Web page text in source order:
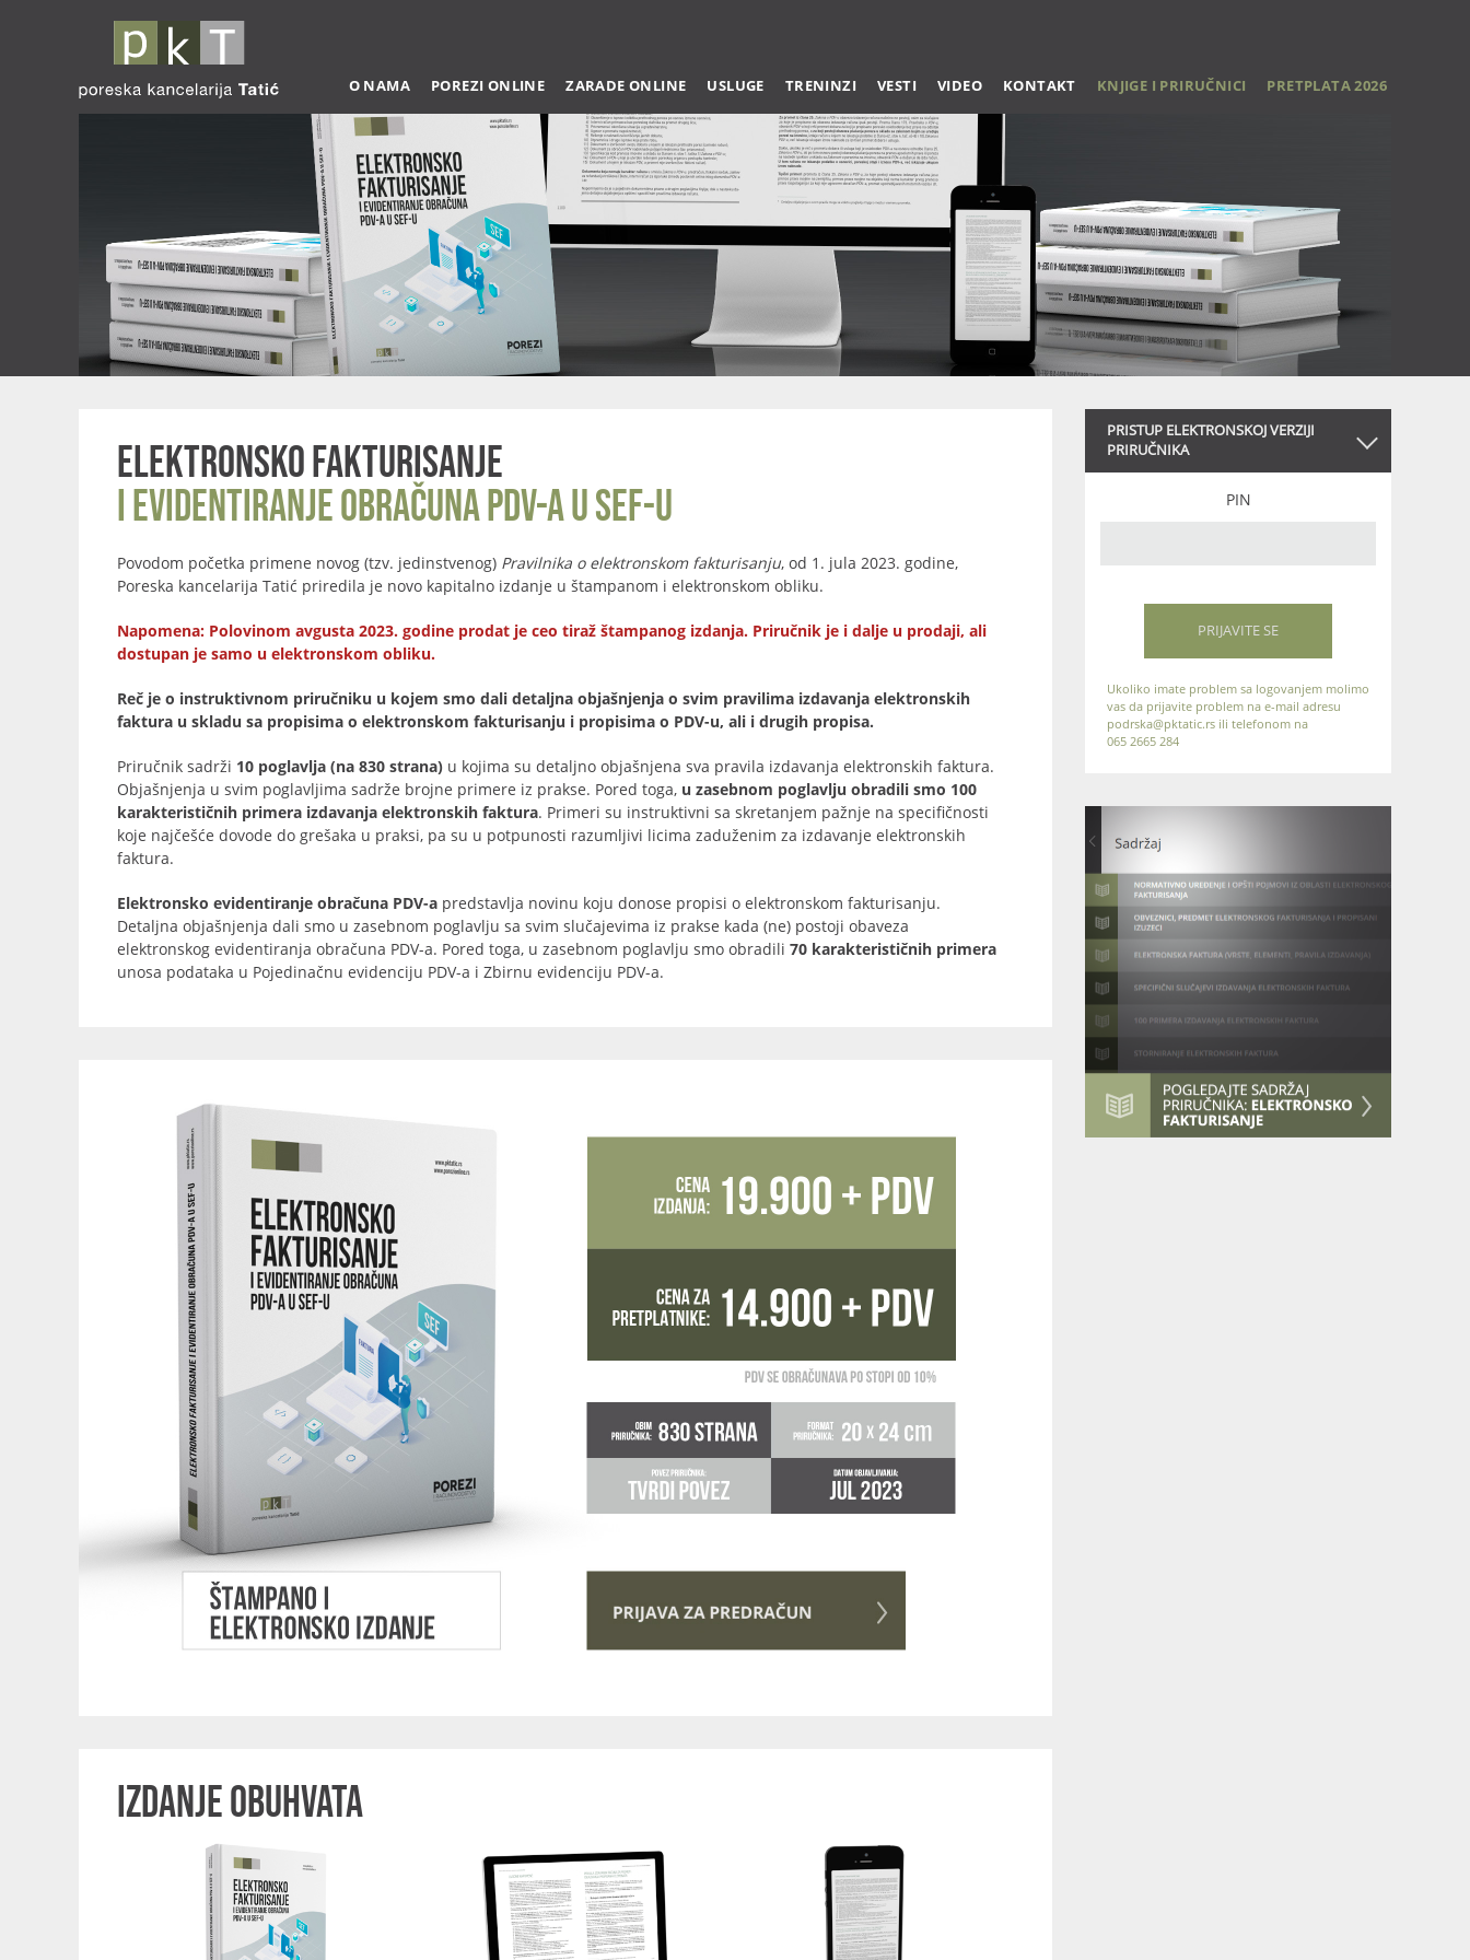
O NAMA POREZI ONLINE ZARADE ONLINE USLUGE TRENINZI VESTI VIDEO KONTAKT KNJIGE I PRIRUČNICI PRETPLATA 2026
Elektronsko fakturisanje
i evidentiranje obračuna PDV-a u SEF-u
Povodom početka primene novog (tzv. jedinstvenog) Pravilnika o elektronskom fakturisanju, od 1. jula 2023. godine,
Poreska kancelarija Tatić priredila je novo kapitalno izdanje u štampanom i elektronskom obliku.
Napomena: Polovinom avgusta 2023. godine prodat je ceo tiraž štampanog izdanja. Priručnik je i dalje u prodaji, ali
dostupan je samo u elektronskom obliku.
Reč je o instruktivnom priručniku u kojem smo dali detaljna objašnjenja o svim pravilima izdavanja elektronskih
faktura u skladu sa propisima o elektronskom fakturisanju i propisima o PDV-u, ali i drugih propisa.
Priručnik sadrži 10 poglavlja (na 830 strana) u kojima su detaljno objašnjena sva pravila izdavanja elektronskih faktura.
Objašnjenja u svim poglavljima sadrže brojne primere iz prakse. Pored toga, u zasebnom poglavlju obradili smo 100
karakterističnih primera izdavanja elektronskih faktura. Primeri su instruktivni sa skretanjem pažnje na specifičnosti
koje najčešće dovode do grešaka u praksi, pa su u potpunosti razumljivi licima zaduženim za izdavanje elektronskih
faktura.
Elektronsko evidentiranje obračuna PDV-a predstavlja novinu koju donose propisi o elektronskom fakturisanju.
Detaljna objašnjenja dali smo u zasebnom poglavlju sa svim slučajevima iz prakse kada (ne) postoji obaveza
elektronskog evidentiranja obračuna PDV-a. Pored toga, u zasebnom poglavlju smo obradili 70 karakterističnih primera
unosa podataka u Pojedinačnu evidenciju PDV-a i Zbirnu evidenciju PDV-a.
IZDANJE OBUHVATA
PRISTUP ELEKTRONSKOJ VERZIJI
PRIRUČNIKA
PIN
PRIJAVITE SE
Ukoliko imate problem sa logovanjem molimo
vas da prijavite problem na e-mail adresu
podrska@pktatic.rs ili telefonom na
065 2665 284